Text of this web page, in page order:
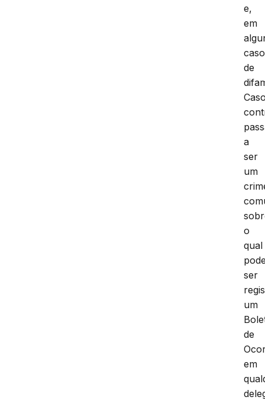
e,
em
de
a
ser
um
o
qual
ser
um
de
em